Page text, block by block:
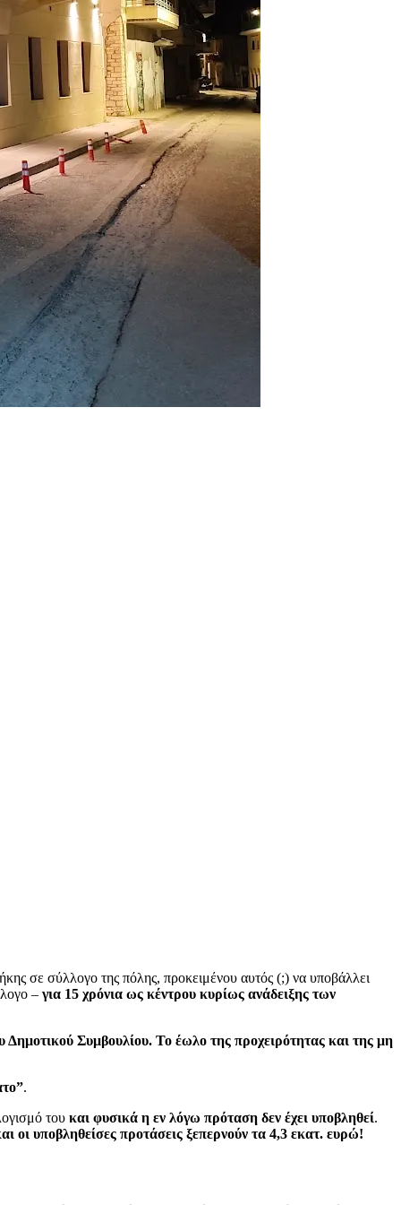
σε σύλλογο της πόλης, προκειμένου αυτός (;) να υποβάλλει
– για 15 χρόνια ως κέντρου κυρίως ανάδειξης των
Συμβουλίου. Το έωλο της προχειρότητας και της μη
.
του και φυσικά η εν λόγω πρόταση δεν έχει υποβληθεί.
οι υποβληθείσες προτάσεις ξεπερνούν τα 4,3 εκατ. ευρώ!